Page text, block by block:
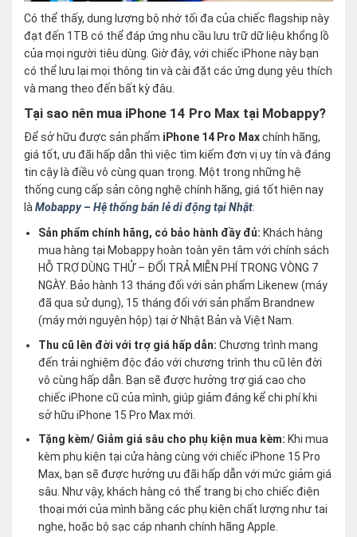
Có thể thấy, dung lượng bộ nhớ tối đa của chiếc flagship này
đạt đến 1TB có thể đáp ứng nhu cầu lưu trữ dữ liệu khổng lồ
của mọi người tiêu dùng. Giờ đây, với chiếc iPhone này bạn
có thể lưu lại mọi thông tin và cài đặt các ứng dụng yêu thích
và mang theo đến bất kỳ đâu.
Tại sao nên mua iPhone 14 Pro Max tại Mobappy?
Để sở hữu được sản phẩm iPhone 14 Pro Maxchính hãng,
giá tốt, ưu đãi hấp dẫn thì việc tìm kiếm đơn vị uy tín và đáng
tin cậy là điều vô cùng quan trọng. Một trong những hệ
thống cung cấp sản công nghệ chính hãng, giá tốt hiện nay
là Mobappy – Hệ thống bán lẻ di động tại Nhật:
Sản phẩm chính hãng, có bảo hành đầy đủ: Khách hàng
mua hàng tại Mobappy hoàn toàn yên tâm với chính sách
HỖ TRỢ DÙNG THỬ – ĐỔI TRẢ MIỄN PHÍ TRONG VÒNG 7
NGÀY. Bảo hành 13 tháng đối với sản phẩm Likenew (máy
đã qua sử dụng), 15 tháng đối với sản phẩm Brandnew
(máy mới nguyên hộp) tại ở Nhật Bản và Việt Nam.
Thu cũ lên đời với trợ giá hấp dẫn:Chương trình mang
đến trải nghiệm độc đáo với chương trình thu cũ lên đời
vô cùng hấp dẫn. Bạn sẽ được hưởng trợ giá cao cho
chiếc iPhone cũ của mình, giúp giảm đáng kể chi phí khi
sở hữu iPhone 15 Pro Max mới.
Tặng kèm/ Giảm giá sâu cho phụ kiện mua kèm: Khi mua
kèm phụ kiện tại cửa hàng cùng với chiếc iPhone 15 Pro
Max, bạn sẽ được hưởng ưu đãi hấp dẫn với mức giảm giá
sâu. Như vậy, khách hàng có thể trang bị cho chiếc điện
thoại mới của mình bằng các phụ kiện chất lượng như tai
nghe, hoặc bộ sạc cáp nhanh chính hãng Apple.